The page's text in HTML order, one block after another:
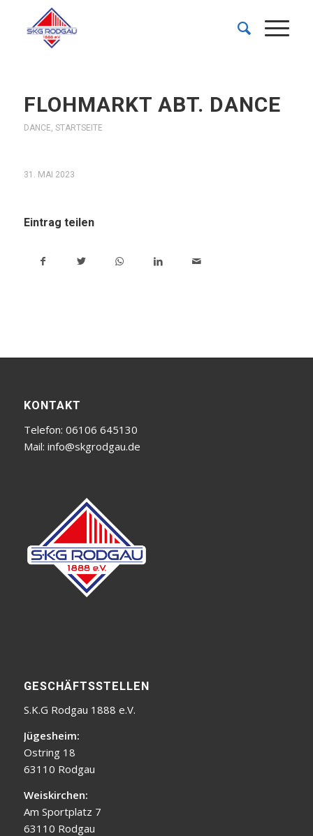
FLOHMARKT ABT. DANCE
DANCE, STARTSEITE
31. MAI 2023
Eintrag teilen
KONTAKT
Telefon: 06106 645130
Mail: info@skgrodgau.de
GESCHÄFTSSTELLEN
S.K.G Rodgau 1888 e.V.
Jügesheim:
Ostring 18
63110 Rodgau
Weiskirchen:
Am Sportplatz 7
63110 Rodgau